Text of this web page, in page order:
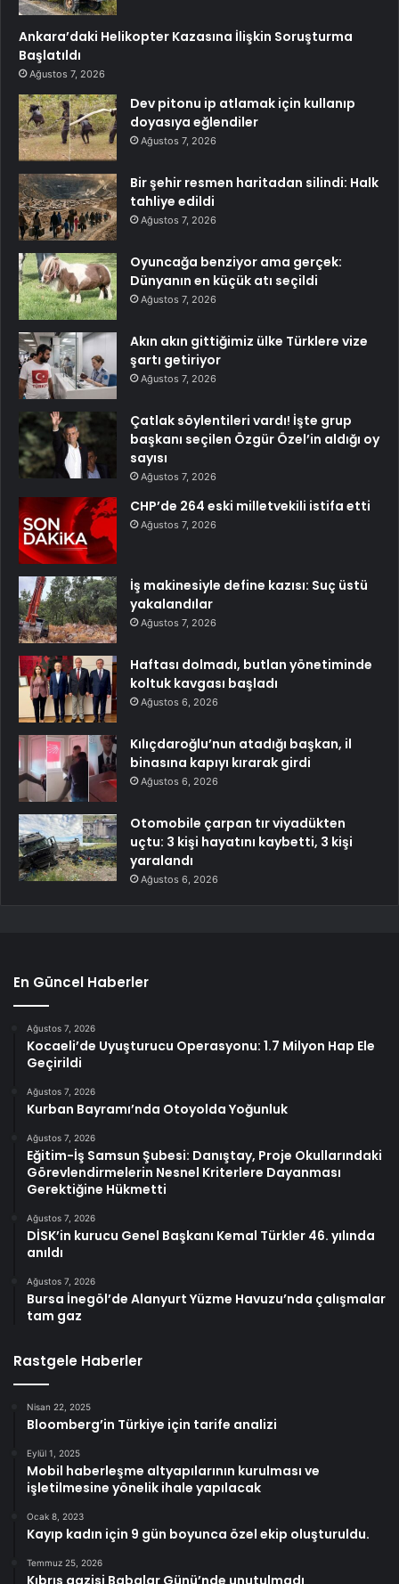
Ankara’daki Helikopter Kazasına İlişkin Soruşturma
Başlatıldı
Ağustos 7, 2026
Dev pitonu ip atlamak için kullanıp
doyasıya eğlendiler
Ağustos 7, 2026
Bir şehir resmen haritadan silindi: Halk
tahliye edildi
Ağustos 7, 2026
Oyuncağa benziyor ama gerçek:
Dünyanın en küçük atı seçildi
Ağustos 7, 2026
Akın akın gittiğimiz ülke Türklere vize
şartı getiriyor
Ağustos 7, 2026
Çatlak söylentileri vardı! İşte grup
başkanı seçilen Özgür Özel’in aldığı oy
sayısı
Ağustos 7, 2026
CHP’de 264 eski milletvekili istifa etti
Ağustos 7, 2026
İş makinesiyle define kazısı: Suç üstü
yakalandılar
Ağustos 7, 2026
Haftası dolmadı, butlan yönetiminde
koltuk kavgası başladı
Ağustos 6, 2026
Kılıçdaroğlu’nun atadığı başkan, il
binasına kapıyı kırarak girdi
Ağustos 6, 2026
Otomobile çarpan tır viyadükten
uçtu: 3 kişi hayatını kaybetti, 3 kişi
yaralandı
Ağustos 6, 2026
En Güncel Haberler
Ağustos 7, 2026
Kocaeli’de Uyuşturucu Operasyonu: 1.7 Milyon Hap Ele
Geçirildi
Ağustos 7, 2026
Kurban Bayramı’nda Otoyolda Yoğunluk
Ağustos 7, 2026
Eğitim-İş Samsun Şubesi: Danıştay, Proje Okullarındaki
Görevlendirmelerin Nesnel Kriterlere Dayanması
Gerektiğine Hükmetti
Ağustos 7, 2026
DİSK’in kurucu Genel Başkanı Kemal Türkler 46. yılında
anıldı
Ağustos 7, 2026
Bursa İnegöl’de Alanyurt Yüzme Havuzu’nda çalışmalar
tam gaz
Rastgele Haberler
Nisan 22, 2025
Bloomberg’in Türkiye için tarife analizi
Eylül 1, 2025
Mobil haberleşme altyapılarının kurulması ve
işletilmesine yönelik ihale yapılacak
Ocak 8, 2023
Kayıp kadın için 9 gün boyunca özel ekip oluşturuldu.
Temmuz 25, 2026
Kıbrıs gazisi Babalar Günü’nde unutulmadı